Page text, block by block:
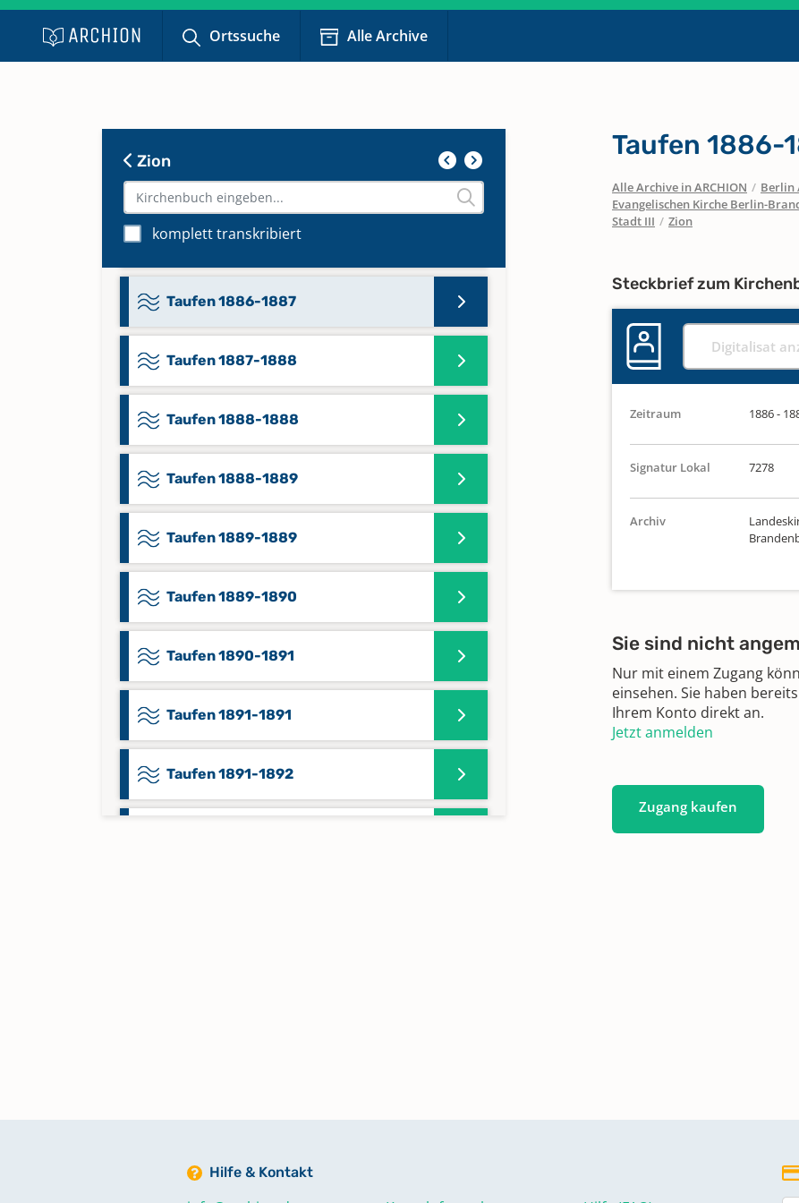
Ortssuche Alle Archive
Zion
komplett transkribiert
Taufen 1883-1884
Taufen 1884-1885
Taufen 1885-1886
Taufen 1886-1886
Taufen 1886-1887
Taufen 1887-1888
Taufen 1888-1888
Taufen 1888-1889
Taufen 1889-1889
Taufen 1889-1890
Taufen 1890-1891
Taufen 1891-1891
Taufen 1891-1892
Taufen 1886-
Alle Archive in ARCHION / Berlin
Evangelischen Kirche Berlin-
Stadt III / Zion
Steckbrief zum
Digitalisat
Zeitraum 1886 -
Signatur Lokal 7278
Archiv
Sie sind nicht
Nur mit einem Zugang
einsehen. Sie haben
Ihrem Konto direkt an.
Jetzt anmelden
Zugang kaufen
Hilfe & Kontakt